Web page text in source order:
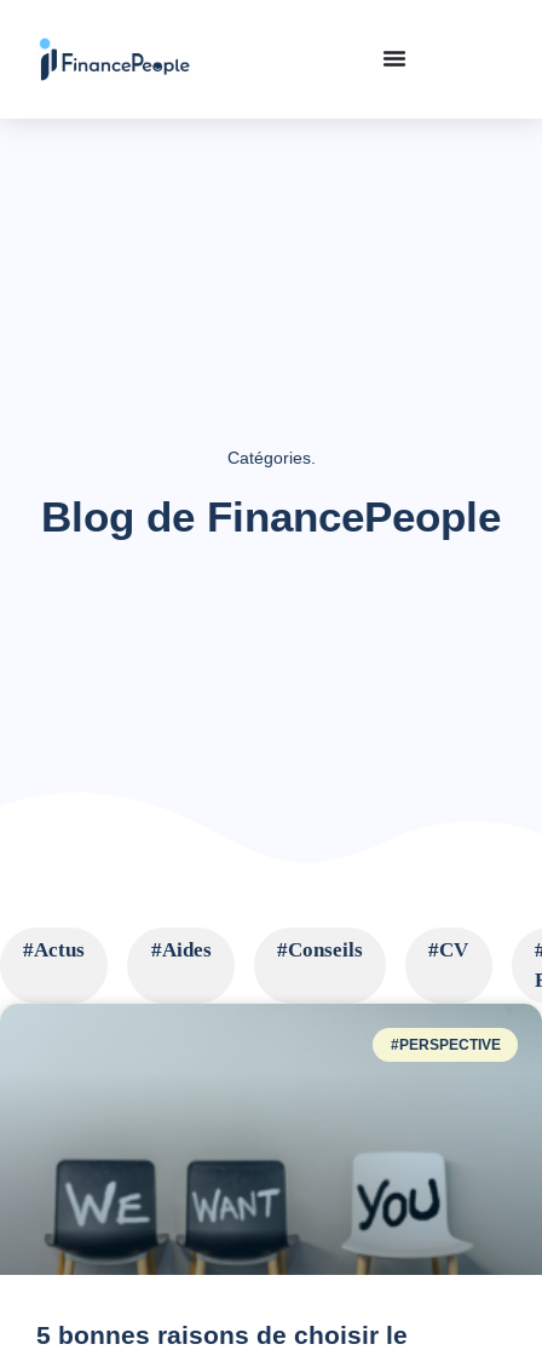
Catégories.
Blog de FinancePeople
#Actus #Aides #Conseils #CV
#PERSPECTIVE
5 bonnes raisons de choisir le